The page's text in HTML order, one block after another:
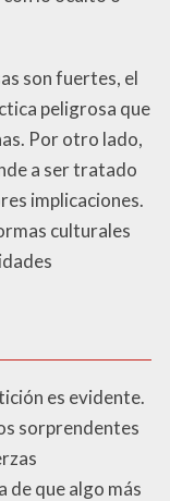
son fuertes, el
peligrosa que
Por otro lado,
a ser tratado
implicaciones.
culturales
es evidente.
sorprendentes
de que algo más